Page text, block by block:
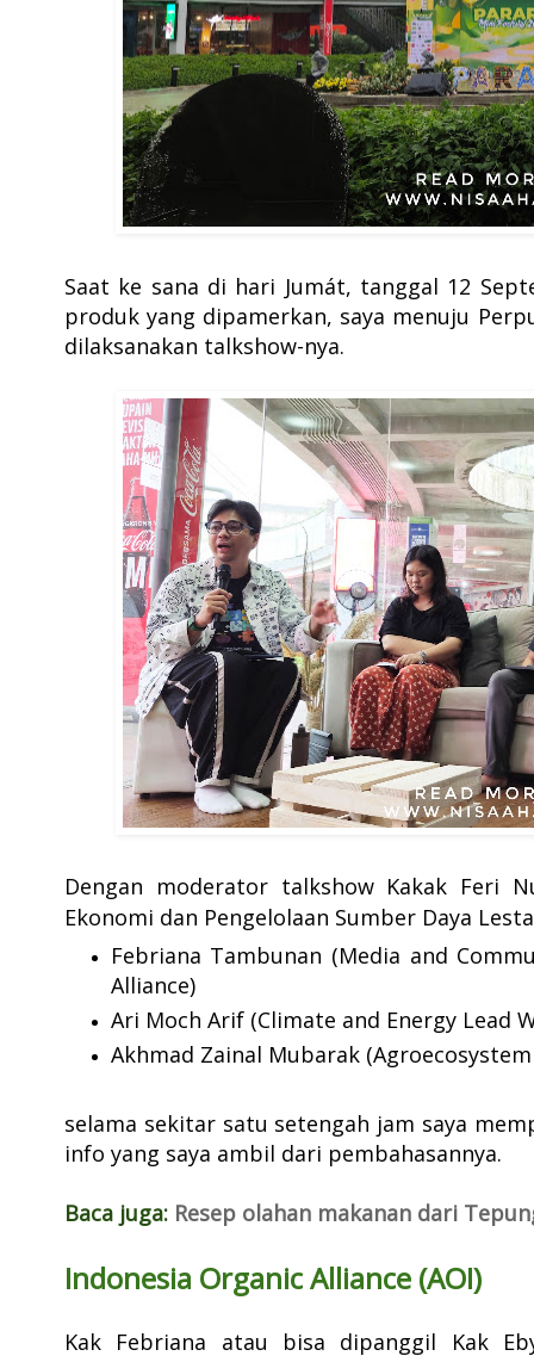
Saat ke sana di hari Jumát, tanggal 12
produk yang dipamerkan, saya menuju
dilaksanakan talkshow-nya.
Dengan moderator talkshow Kakak Feri
Ekonomi dan Pengelolaan Sumber Daya
Febriana Tambunan (Media and
Alliance)
Ari Moch Arif (Climate and Energy Lead
Akhmad Zainal Mubarak (Agroecosystem
selama sekitar satu setengah jam saya
info yang saya ambil dari pembahasannya.
Baca juga: Resep olahan makanan dari
Indonesia Organic Alliance (AOI)
Kak Febriana atau bisa dipanggil Kak